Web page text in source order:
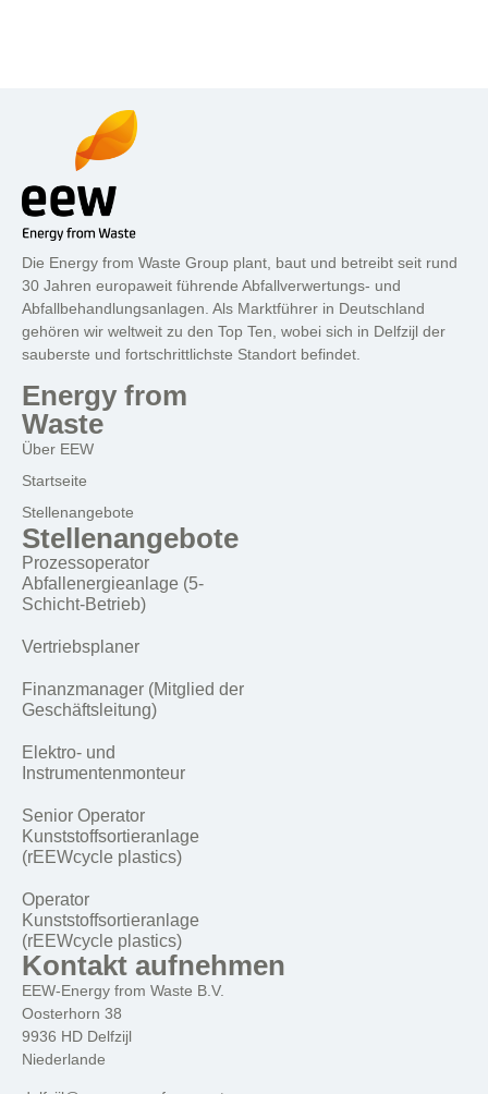
Die Energy from Waste Group plant, baut und betreibt seit rund
30 Jahren europaweit führende Abfallverwertungs- und
Abfallbehandlungsanlagen. Als Marktführer in Deutschland
gehören wir weltweit zu den Top Ten, wobei sich in Delfzijl der
sauberste und fortschrittlichste Standort befindet.
Stellenangebote
Prozessoperator
Abfallenergieanlage (5-
Schicht-Betrieb)
Vertriebsplaner
Finanzmanager (Mitglied der
Geschäftsleitung)
Elektro- und
Instrumentenmonteur
Senior Operator
Kunststoffsortieranlage
(rEEWcycle plastics)
Operator
Kunststoffsortieranlage
(rEEWcycle plastics)
Energy from
Waste
Über EEW
Startseite
Stellenangebote
Kontakt aufnehmen
EEW-Energy from Waste B.V.
Oosterhorn 38
9936 HD Delfzijl
Niederlande